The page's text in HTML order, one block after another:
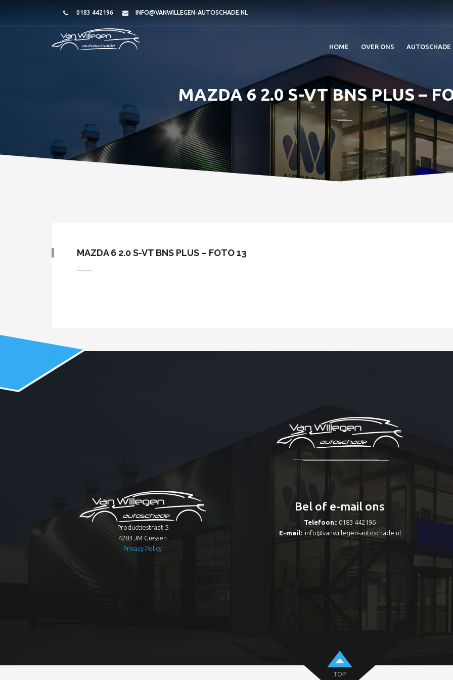
0183 442196 INFO@VANWILLEGEN-AUTOSCHADE.NL
HOME OVER ONS AUTOSCHADE
MAZDA 6 2.0 S-VT BNS PLUS –
MAZDA 6 2.0 S-VT BNS PLUS – FOTO 13
Productiestraat 5
4283 JM Giessen
Privacy Policy
Bel of e-mail ons
Telefoon:: 0183 442196
E-mail:: info@vanwillegen-autoschade.nl
TOP